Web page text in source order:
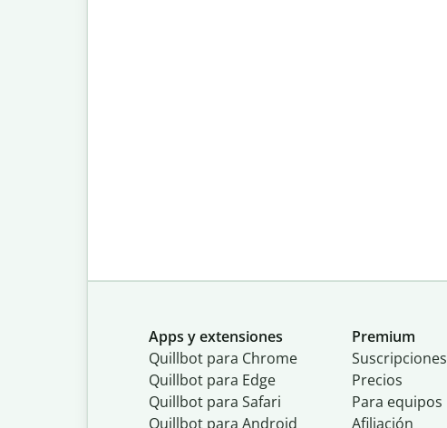
Apps y extensiones
Quillbot para Chrome
Quillbot para Edge
Quillbot para Safari
Quillbot para Android
Premium
Suscripciones
Precios
Para equipos
Afiliación